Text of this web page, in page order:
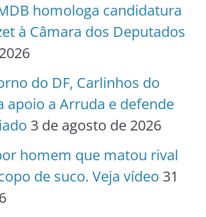
homologa candidatura
à Câmara dos Deputados
do DF, Carlinhos do
apoio a Arruda e defende
3 de agosto de 2026
homem que matou rival
de suco. Veja vídeo 31